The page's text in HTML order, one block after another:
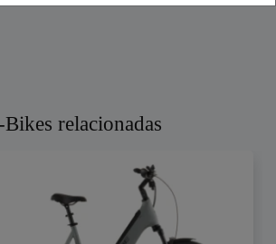
Bikes relacionadas